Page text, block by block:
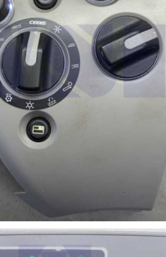
Claas Arion Bedienhebel
Claas